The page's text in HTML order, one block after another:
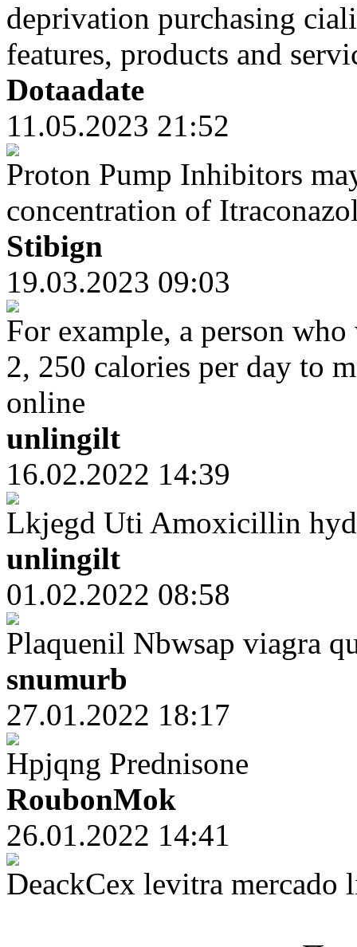
deprivation purchasing
features, products and
Dotaadate
11.05.2023 21:52
Proton Pump Inhibitors
concentration of
Stibign
19.03.2023 09:03
For example, a person
2, 250 calories per day to
online
unlingilt
16.02.2022 14:39
Lkjegd Uti Amoxicillin
unlingilt
01.02.2022 08:58
Plaquenil Nbwsap viagra
snumurb
27.01.2022 18:17
Hpjqng Prednisone
RoubonMok
26.01.2022 14:41
DeackCex levitra mercado